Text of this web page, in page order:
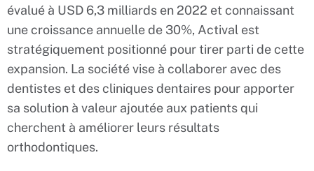
évalué à USD 6,3 milliards en 2022 et connaissant
une croissance annuelle de 30%, Actival est
stratégiquement positionné pour tirer parti de cette
expansion. La société vise à collaborer avec des
dentistes et des cliniques dentaires pour apporter
sa solution à valeur ajoutée aux patients qui
cherchent à améliorer leurs résultats
orthodontiques.